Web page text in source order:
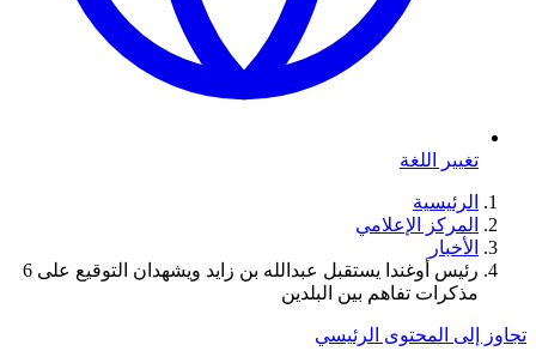
تغيير اللغة
الرئيسية
المركز الإعلامي
الأخبار
رئيس أوغندا يستقبل عبدالله بن زايد ويشهدان التوقيع على 6
مذكرات تفاهم بين البلدين
تجاوز إلى المحتوى الرئيسي